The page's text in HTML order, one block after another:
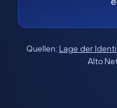
Quellen: Lage der
Alto